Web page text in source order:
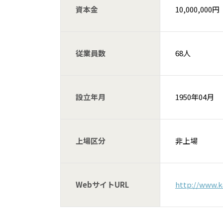
資本金 10,000,000円
従業員数 68人
設立年月 1950年04月
上場区分 非上場
WebサイトURL http://